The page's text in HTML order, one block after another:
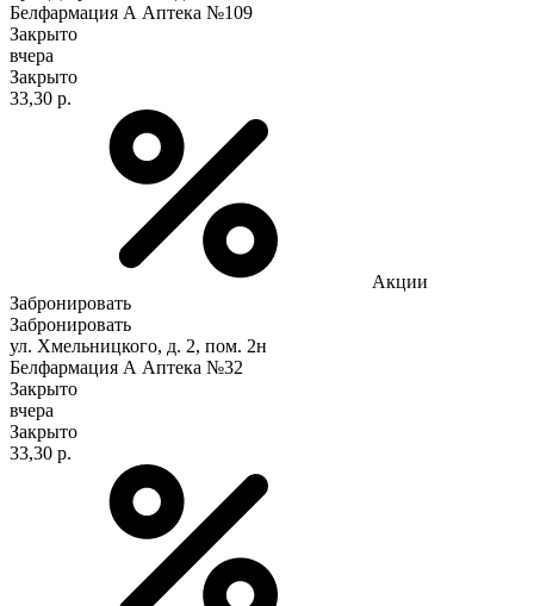
Белфармация А Аптека №109
Закрыто
вчера
Закрыто
33,30 р.
Акции
Забронировать
Забронировать
ул. Хмельницкого, д. 2, пом. 2н
Белфармация А Аптека №32
Закрыто
вчера
Закрыто
33,30 р.